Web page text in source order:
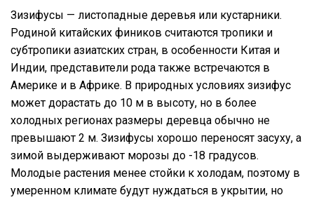
Зизифусы — листопадные деревья или кустарники.
Родиной китайских фиников считаются тропики и
субтропики азиатских стран, в особенности Китая и
Индии, представители рода также встречаются в
Америке и в Африке. В природных условиях зизифус
может дорастать до 10 м в высоту, но в более
холодных регионах размеры деревца обычно не
превышают 2 м. Зизифусы хорошо переносят засуху, а
зимой выдерживают морозы до -18 градусов.
Молодые растения менее стойки к холодам, поэтому в
умеренном климате будут нуждаться в укрытии, но